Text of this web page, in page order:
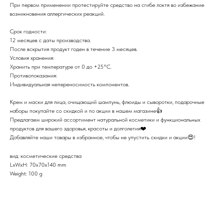
При первом применении протестируйте средство на сгибе локтя во избежание
возникновения аллергических реакций.
Срок годности:
12 месяцев с даты производства.
После вскрытия продукт годен в течение 3 месяцев.
Условия хранения:
Хранить при температуре от 0 до +25°C.
Противопоказания:
Индивидуальная непереносимость компонентов.
Крем и маски для лица, очищающий шампунь, флюиды и сыворотки, подарочные
наборы покупайте со скидкой и по акции в нашем магазине👍
Предлагаем широкий ассортимент натуральной косметики и функциональных
продуктов для вашего здоровья, красоты и долголетия❤️
Добавляйте наши товары в избранное, чтобы не упустить скидки и акции😍!
вид: косметические средства
LxWxH: 70x70x140 mm
Weight: 100 g